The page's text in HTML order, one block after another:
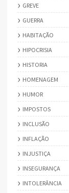
GREVE
GUERRA
HABITAÇÃO
HIPOCRISIA
HISTORIA
HOMENAGEM
HUMOR
IMPOSTOS
INCLUSÃO
INFLAÇÃO
INJUSTIÇA
INSEGURANÇA
INTOLERÂNCIA